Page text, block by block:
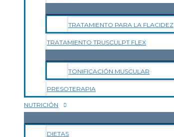
TRATAMIENTO PARA LA FLACIDEZ
TRATAMIENTO TRUSCULPT FLEX
TONIFICACIÓN MUSCULAR
PRESOTERAPIA
NUTRICIÓN
DIETAS